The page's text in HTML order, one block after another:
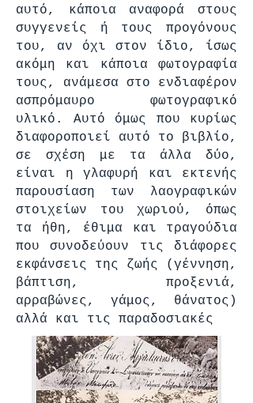
αυτό, κάποια αναφορά στους
συγγενείς ή τους προγόνους
του, αν όχι στον ίδιο, ίσως
ακόμη και κάποια φωτογραφία
τους, ανάμεσα στο ενδιαφέρον
ασπρόμαυρο φωτογραφικό
υλικό. Αυτό όμως που κυρίως
διαφοροποιεί αυτό το βιβλίο,
σε σχέση με τα άλλα δύο,
είναι η γλαφυρή και εκτενής
παρουσίαση των λαογραφικών
στοιχείων του χωριού, όπως
τα ήθη, έθιμα και τραγούδια
που συνοδεύουν τις διάφορες
εκφάνσεις της ζωής (γέννηση,
βάπτιση, προξενιά,
αρραβώνες, γάμος, θάνατος)
αλλά και τις παραδοσιακές